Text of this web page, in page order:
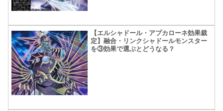
【エルシャドール・アプカローネ効果裁
定】融合・リンクシャドールモンスター
を③効果で選ぶとどうなる？